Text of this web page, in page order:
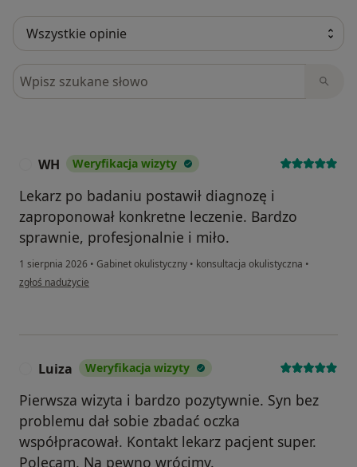
Szukaj w opiniach
WH Weryfikacja wizyty
Lekarz po badaniu postawił diagnozę i
zaproponował konkretne leczenie. Bardzo
sprawnie, profesjonalnie i miło.
1 sierpnia 2026 • Gabinet okulistyczny • konsultacja okulistyczna •
w opinii użytkownika WH
zgłoś nadużycie
Luiza Weryfikacja wizyty
Pierwsza wizyta i bardzo pozytywnie. Syn bez
problemu dał sobie zbadać oczka
współpracował. Kontakt lekarz pacjent super.
Polecam. Na pewno wrócimy.